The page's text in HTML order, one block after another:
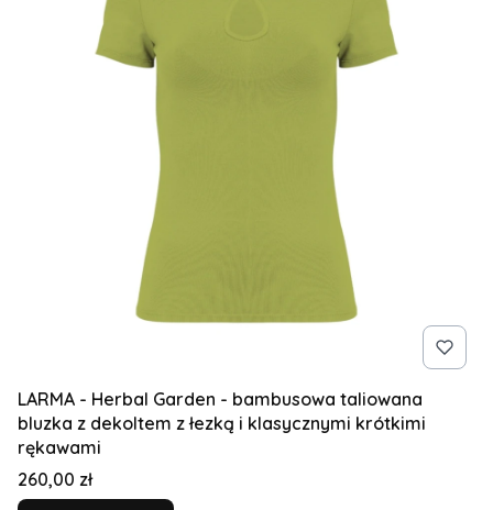
LARMA - Herbal Garden - bambusowa taliowana
bluzka z dekoltem z łezką i klasycznymi krótkimi
rękawami
Cena
260,00 zł